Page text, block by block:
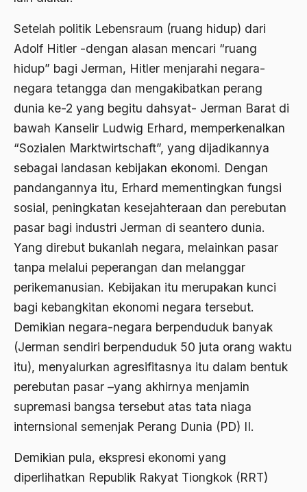
Setelah politik Lebensraum (ruang hidup) dari
Adolf Hitler -dengan alasan mencari “ruang
hidup” bagi Jerman, Hitler menjarahi negara-
negara tetangga dan mengakibatkan perang
dunia ke-2 yang begitu dahsyat- Jerman Barat di
bawah Kanselir Ludwig Erhard, memperkenalkan
“Sozialen Marktwirtschaft”, yang dijadikannya
sebagai landasan kebijakan ekonomi. Dengan
pandangannya itu, Erhard mementingkan fungsi
sosial, peningkatan kesejahteraan dan perebutan
pasar bagi industri Jerman di seantero dunia.
Yang direbut bukanlah negara, melainkan pasar
tanpa melalui peperangan dan melanggar
perikemanusian. Kebijakan itu merupakan kunci
bagi kebangkitan ekonomi negara tersebut.
Demikian negara-negara berpenduduk banyak
(Jerman sendiri berpenduduk 50 juta orang waktu
itu), menyalurkan agresifitasnya itu dalam bentuk
perebutan pasar –yang akhirnya menjamin
supremasi bangsa tersebut atas tata niaga
internsional semenjak Perang Dunia (PD) II.
Demikian pula, ekspresi ekonomi yang
diperlihatkan Republik Rakyat Tiongkok (RRT)
Amar Ma'ruf Nahi Munkar
ambisi politik
ambon
Amerika
amerika latin
amerika serikat
Amien Rais
Amin Iskandar
Amir
Amir Syakib Arsalan
Amirn Rais
Anak ibrahim
Anatomi
Andi Mallarangeng
Andre Gide